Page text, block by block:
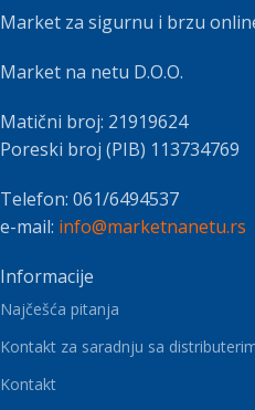
Market za sigurnu i brzu
Market na netu D.O.O.
Matični broj: 21919624
Poreski broj (PIB) 113734769
Telefon: 061/6494537
e-mail: info@marketnanetu.rs
Informacije
Najčešća pitanja
Kontakt za saradnju sa
Kontakt